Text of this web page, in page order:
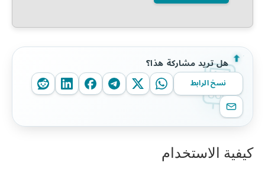
هل تريد مشاركة هذا؟
نسخ الرابط
كيفية الاستخدام